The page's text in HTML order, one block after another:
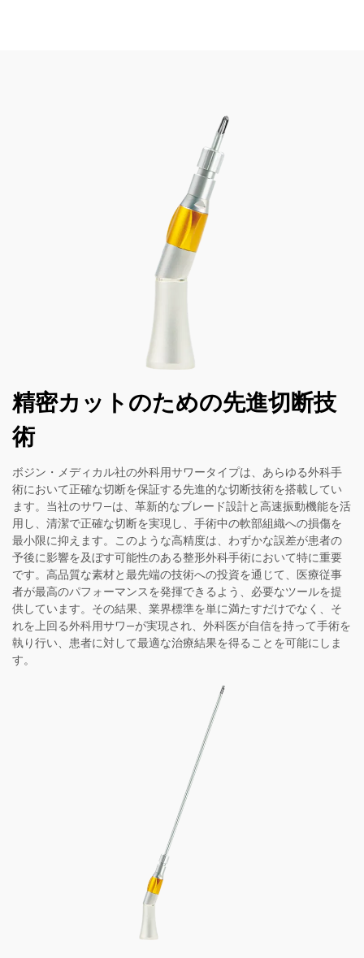
精密カットのための先進切断技
術
ボジン・メディカル社の外科用サワータイプは、あらゆる外科手
術において正確な切断を保証する先進的な切断技術を搭載してい
ます。当社のサワ―は、革新的なブレード設計と高速振動機能を活
用し、清潔で正確な切断を実現し、手術中の軟部組織への損傷を
最小限に抑えます。このような高精度は、わずかな誤差が患者の
予後に影響を及ぼす可能性のある整形外科手術において特に重要
です。高品質な素材と最先端の技術への投資を通じて、医療従事
者が最高のパフォーマンスを発揮できるよう、必要なツールを提
供しています。その結果、業界標準を単に満たすだけでなく、そ
れを上回る外科用サワ―が実現され、外科医が自信を持って手術を
執り行い、患者に対して最適な治療結果を得ることを可能にしま
す。